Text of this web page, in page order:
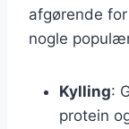
afgørende
nogle
Kylling:
protein